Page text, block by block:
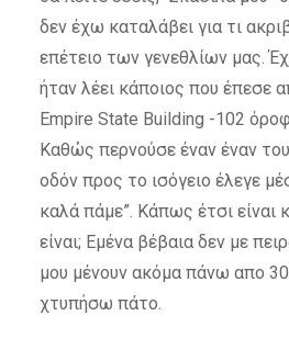
δεν έχω καταλάβει για τι
επέτειο των γενεθλίων μας.
ήταν λέει κάποιος που έπεσε
Empire State Building -102
Καθώς περνούσε έναν έναν
οδόν προς το ισόγειο έλεγε
καλά πάμε”. Κάπως έτσι είναι
είναι; Εμένα βέβαια δεν με
μου μένουν ακόμα πάνω απο
χτυπήσω πάτο.